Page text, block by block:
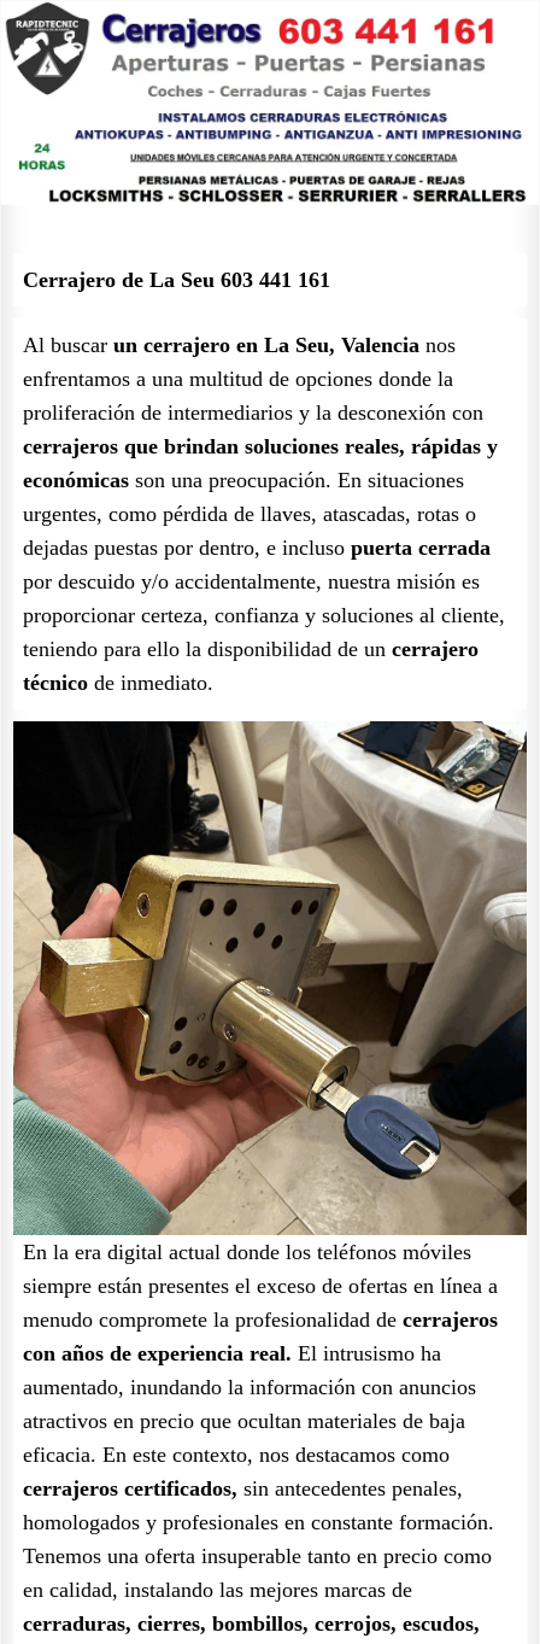
Cerrajero de La Seu 603 441 161
Al buscar un cerrajero en La Seu, Valencia nos
enfrentamos a una multitud de opciones donde la
proliferación de intermediarios y la desconexión con
cerrajeros que brindan soluciones reales, rápidas y
económicas son una preocupación. En situaciones
urgentes, como pérdida de llaves, atascadas, rotas o
dejadas puestas por dentro, e incluso puerta cerrada
por descuido y/o accidentalmente, nuestra misión es
proporcionar certeza, confianza y soluciones al cliente,
teniendo para ello la disponibilidad de un cerrajero
técnico de inmediato.
En la era digital actual donde los teléfonos móviles
siempre están presentes el exceso de ofertas en línea a
menudo compromete la profesionalidad de cerrajeros
con años de experiencia real. El intrusismo ha
aumentado, inundando la información con anuncios
atractivos en precio que ocultan materiales de baja
eficacia. En este contexto, nos destacamos como
cerrajeros certificados, sin antecedentes penales,
homologados y profesionales en constante formación.
Tenemos una oferta insuperable tanto en precio como
en calidad, instalando las mejores marcas de
cerraduras, cierres, bombillos, cerrojos, escudos,